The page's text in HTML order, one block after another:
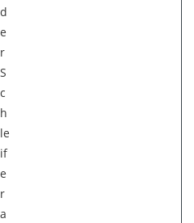
d
e
r
S
c
h
le
if
e
r
a